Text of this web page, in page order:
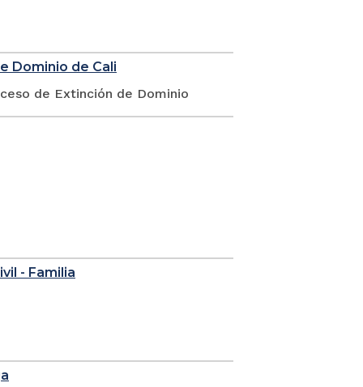
Dominio de Cali
de Extinción de Dominio
- Familia